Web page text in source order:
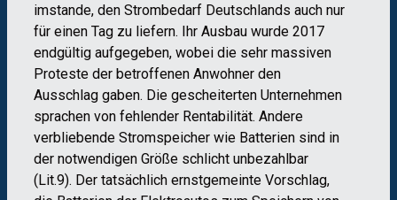
imstande, den Strombedarf Deutschlands auch nur
für einen Tag zu liefern. Ihr Ausbau wurde 2017
endgültig aufgegeben, wobei die sehr massiven
Proteste der betroffenen Anwohner den
Ausschlag gaben. Die gescheiterten Unternehmen
sprachen von fehlender Rentabilität. Andere
verbliebende Stromspeicher wie Batterien sind in
der notwendigen Größe schlicht unbezahlbar
(Lit.9). Der tatsächlich ernstgemeinte Vorschlag,